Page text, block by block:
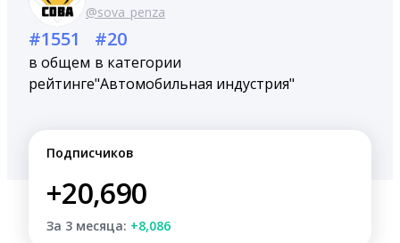
@sova_penza
#1551
в общем
рейтинге
#20
в категории
"Автомобильная индустрия"
Подписчиков
+20,690
За 3 месяца: +8,086